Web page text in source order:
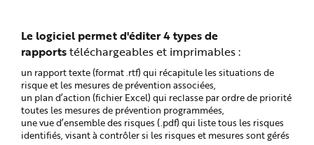
Le logiciel permet d'éditer 4 types de
rapportstéléchargeables et imprimables :
un rapport texte (format .rtf) qui récapitule les situations de
risque et les mesures de prévention associées,
un plan d’action (fichier Excel) qui reclasse par ordre de priorité
toutes les mesures de prévention programmées,
une vue d’ensemble des risques (.pdf) qui liste tous les risques
identifiés, visant à contrôler si les risques et mesures sont gérés